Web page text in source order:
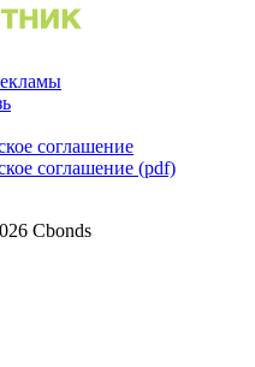
соглашение
Cbonds